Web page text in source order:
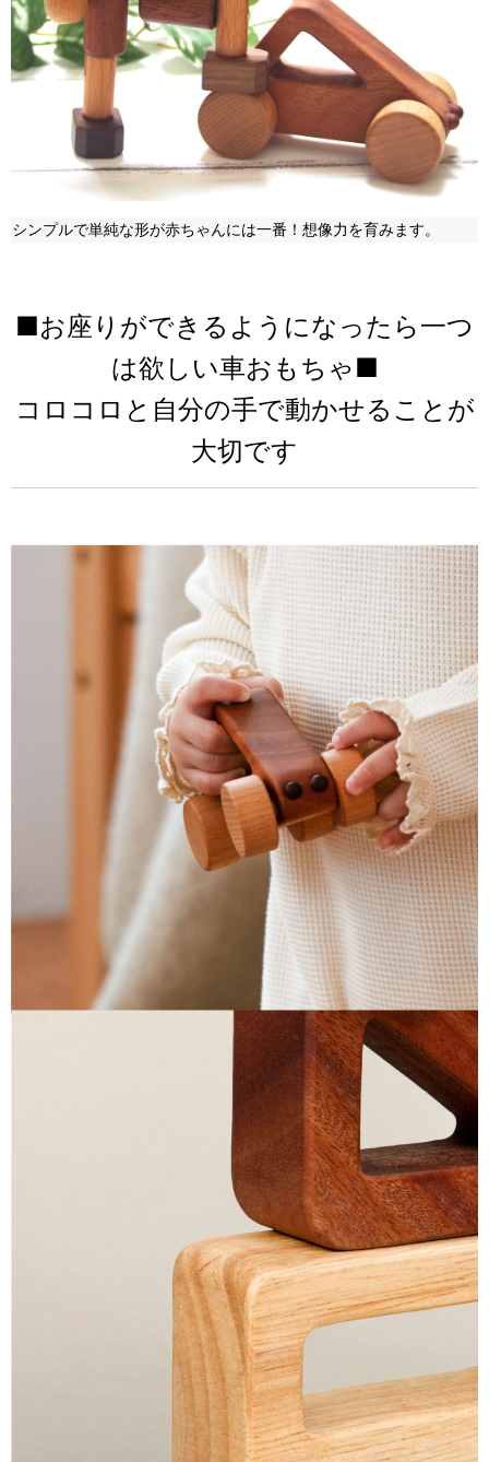
シンプルで単純な形が赤ちゃんには一番！想像力を育みます。
■お座りができるようになったら一つ
は欲しい車おもちゃ■
コロコロと自分の手で動かせることが
大切です